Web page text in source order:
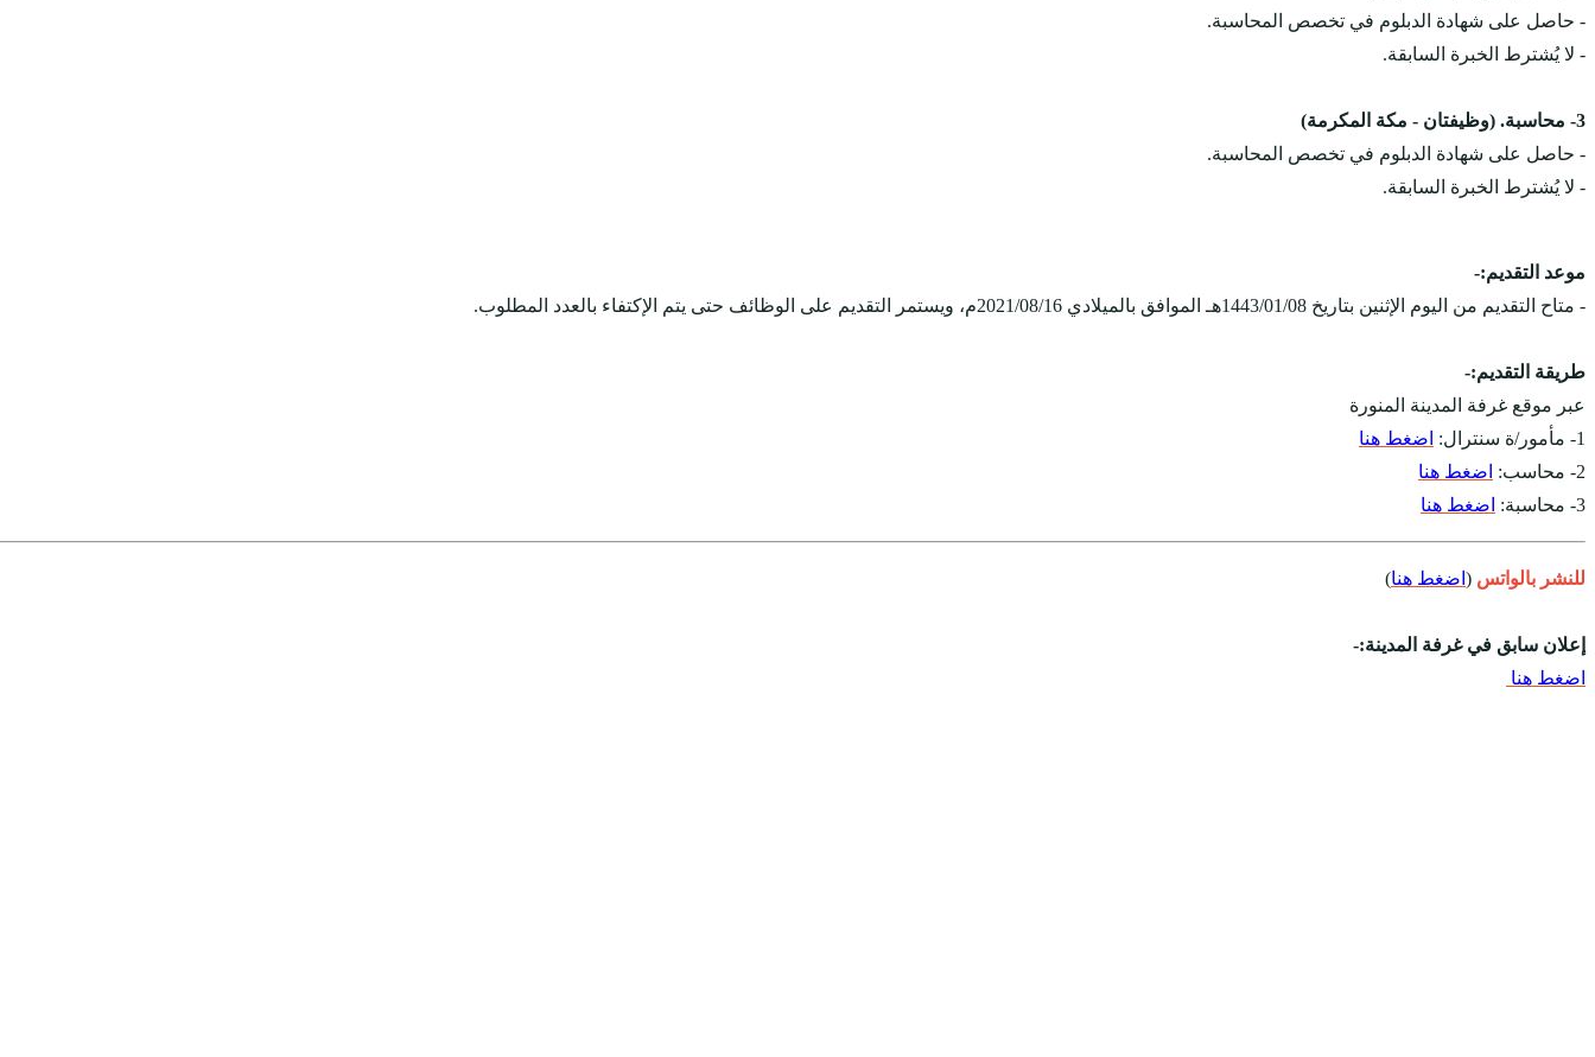
- حاصل على شهادة الدبلوم في تخصص المحاسبة.
- لا يُشترط الخبرة السابقة.
3- محاسبة. (وظيفتان - مكة المكرمة)
- حاصل على شهادة الدبلوم في تخصص المحاسبة.
- لا يُشترط الخبرة السابقة.
موعد التقديم:-
- متاح التقديم من اليوم الإثنين بتاريخ 1443/01/08هـ الموافق بالميلادي 2021/08/16م، ويستمر التقديم على الوظائف حتى يتم الإكتفاء بالعدد المطلوب.
طريقة التقديم:-
عبر موقع غرفة المدينة المنورة
1- مأمور/ة سنترال:
اضغط هنا
2- محاسب:
اضغط هنا
3- محاسبة:
اضغط هنا
للنشر بالواتس ( اضغط هنا)
إعلان سابق في غرفة المدينة:-
اضغط هنا